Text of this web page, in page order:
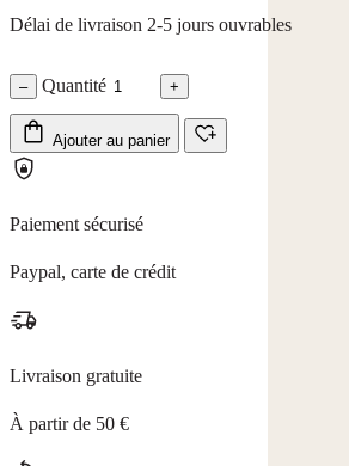
Délai de livraison 2-5 jours ouvrables
– Quantité +
Ajouter au panier
Paiement sécurisé
Paypal, carte de crédit
Livraison gratuite
À partir de 50 €